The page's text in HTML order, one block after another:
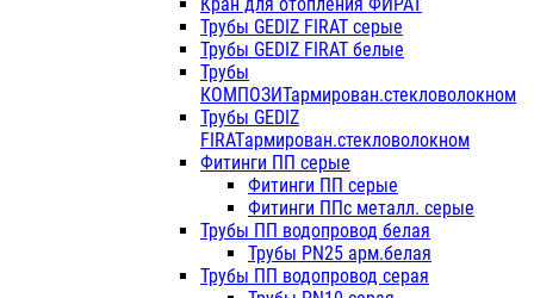
Трубы GEDIZ FIRAT серые
Трубы GEDIZ FIRAT белые
Трубы
КОМПОЗИТармирован.стекловолокном
Трубы GEDIZ
FIRATармирован.стекловолокном
Фитинги ПП серые
Фитинги ПП серые
Фитинги ППс металл. серые
Трубы ПП водопровод белая
Трубы PN25 арм.белая
Трубы ПП водопровод серая